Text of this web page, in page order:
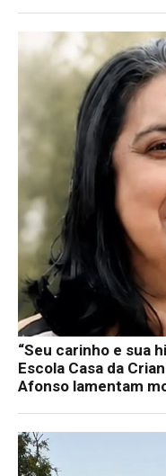
“Seu carinho e sua
Escola Casa da
Afonso lamentam